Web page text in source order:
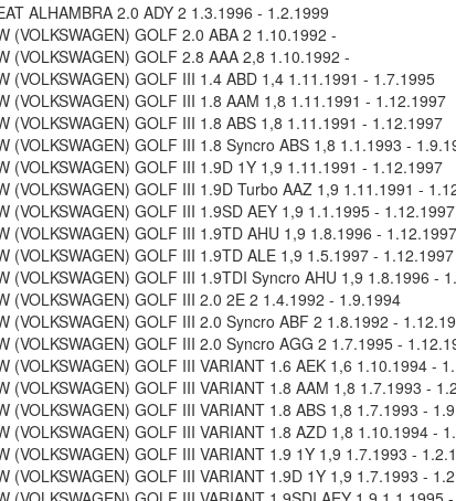
ALHAMBRA 2.0 ADY 2 1.3.1996 - 1.2.1999
(VOLKSWAGEN) GOLF 2.0 ABA 2 1.10.1992 -
(VOLKSWAGEN) GOLF 2.8 AAA 2,8 1.10.1992 -
(VOLKSWAGEN) GOLF III 1.4 ABD 1,4 1.11.1991 - 1.7.1995
(VOLKSWAGEN) GOLF III 1.8 AAM 1,8 1.11.1991 - 1.12.1997
(VOLKSWAGEN) GOLF III 1.8 ABS 1,8 1.11.1991 - 1.12.1997
(VOLKSWAGEN) GOLF III 1.8 Syncro ABS 1,8 1.1.1993 -
(VOLKSWAGEN) GOLF III 1.9D 1Y 1,9 1.11.1991 - 1.12.1997
(VOLKSWAGEN) GOLF III 1.9D Turbo AAZ 1,9 1.11.1991 -
(VOLKSWAGEN) GOLF III 1.9SD AEY 1,9 1.1.1995 - 1.12.1997
(VOLKSWAGEN) GOLF III 1.9TD AHU 1,9 1.8.1996 - 1.12.1997
(VOLKSWAGEN) GOLF III 1.9TD ALE 1,9 1.5.1997 - 1.12.1997
(VOLKSWAGEN) GOLF III 1.9TDI Syncro AHU 1,9 1.8.1996 -
(VOLKSWAGEN) GOLF III 2.0 2E 2 1.4.1992 - 1.9.1994
(VOLKSWAGEN) GOLF III 2.0 Syncro ABF 2 1.8.1992 -
(VOLKSWAGEN) GOLF III 2.0 Syncro AGG 2 1.7.1995 -
(VOLKSWAGEN) GOLF III VARIANT 1.6 AEK 1,6 1.10.1994 -
(VOLKSWAGEN) GOLF III VARIANT 1.8 AAM 1,8 1.7.1993 -
(VOLKSWAGEN) GOLF III VARIANT 1.8 ABS 1,8 1.7.1993 -
(VOLKSWAGEN) GOLF III VARIANT 1.8 AZD 1,8 1.10.1994 -
(VOLKSWAGEN) GOLF III VARIANT 1.9 1Y 1,9 1.7.1993 -
(VOLKSWAGEN) GOLF III VARIANT 1.9D 1Y 1,9 1.7.1993 -